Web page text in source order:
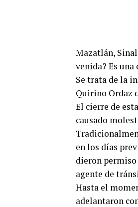
Mazatlán,
venida? Es
Se trata de la
Quirino Ordaz
El cierre de
causado
en los días
dieron permiso
agente de
Hasta el
adelantaron